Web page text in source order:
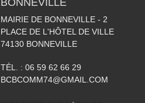
MAIRIE DE BONNEVILLE - 2
PLACE DE L'HÔTEL DE VILLE
74130 BONNEVILLE
TÉL. : 06 59 62 66 29
BCBCOMM74@GMAIL.COM